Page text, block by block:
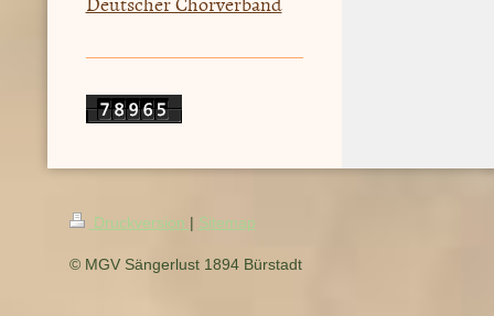
Druckversion | Sitemap
© MGV Sängerlust 1894 Bürstadt